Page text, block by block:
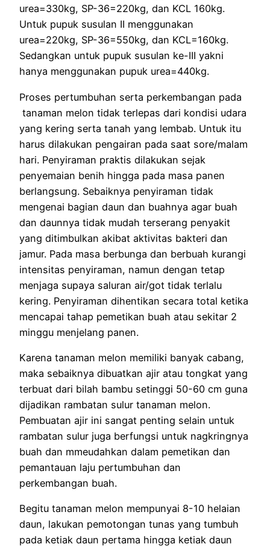
urea=330kg, SP-36=220kg, dan KCL 160kg.
Untuk pupuk susulan II menggunakan
urea=220kg, SP-36=550kg, dan KCL=160kg.
Sedangkan untuk pupuk susulan ke-III yakni
hanya menggunakan pupuk urea=440kg.
Proses pertumbuhan serta perkembangan pada
tanaman melon tidak terlepas dari kondisi udara
yang kering serta tanah yang lembab. Untuk itu
harus dilakukan pengairan pada saat sore/malam
hari. Penyiraman praktis dilakukan sejak
penyemaian benih hingga pada masa panen
berlangsung. Sebaiknya penyiraman tidak
mengenai bagian daun dan buahnya agar buah
dan daunnya tidak mudah terserang penyakit
yang ditimbulkan akibat aktivitas bakteri dan
jamur. Pada masa berbunga dan berbuah kurangi
intensitas penyiraman, namun dengan tetap
menjaga supaya saluran air/got tidak terlalu
kering. Penyiraman dihentikan secara total ketika
mencapai tahap pemetikan buah atau sekitar 2
minggu menjelang panen.
Karena tanaman melon memiliki banyak cabang,
maka sebaiknya dibuatkan ajir atau tongkat yang
terbuat dari bilah bambu setinggi 50-60 cm guna
dijadikan rambatan sulur tanaman melon.
Pembuatan ajir ini sangat penting selain untuk
rambatan sulur juga berfungsi untuk nagkringnya
buah dan mmeudahkan dalam pemetikan dan
pemantauan laju pertumbuhan dan
perkembangan buah.
Begitu tanaman melon mempunyai 8-10 helaian
daun, lakukan pemotongan tunas yang tumbuh
pada ketiak daun pertama hingga ketiak daun